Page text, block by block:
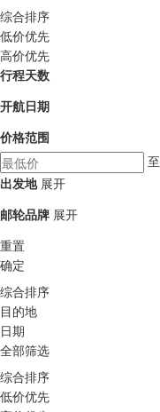
综合排序
低价优先
高价优先
行程天数
开航日期
价格范围
至
出发地 展开
邮轮品牌 展开
重置
确定
综合排序
目的地
日期
全部筛选
综合排序
低价优先